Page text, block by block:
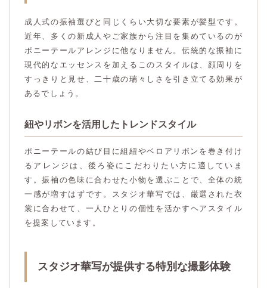
成人式の振袖選びと同じくらい大切な要素が髪型です。
近年、多くの新成人やご家族から注目を集めているのが
ポニーテールアレンジに他なりません。伝統的な振袖に
現代的なエッセンスを加えるこのスタイルは、顔周りを
すっきりと見せ、二十歳の瑞々しさを引き立てる効果が
あるでしょう。
紐やリボンを活用したトレンドスタイル
ポニーテールの結び目に組紐やベロアリボンを巻き付け
るアレンジは、後ろ姿にこだわりたい方に適していま
す。振袖の色味に合わせた小物を選ぶことで、全体の統
一感が増すはずです。スタジオ華写では、厳選された衣
裳に合わせて、一人ひとりの個性を活かすヘアスタイル
を提案しています。
スタジオ華写が提供する特別な撮影体験